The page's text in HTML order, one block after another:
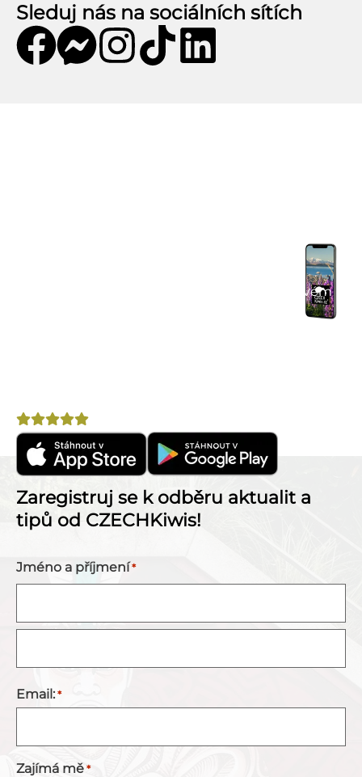
Sleduj nás na sociálních sítích
– spoj se s cestovateli ve svém
Hodnocení
Zaregistruj se k odběru aktualit a
tipů od CZECHKiwis!
Jméno a příjmení *
Email: *
Zajímá mě *